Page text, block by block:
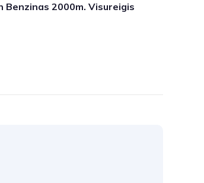
Benzinas 2000m. Visureigis